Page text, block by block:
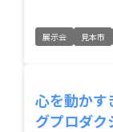
展示会 見本市
心を動かす
グプロダク